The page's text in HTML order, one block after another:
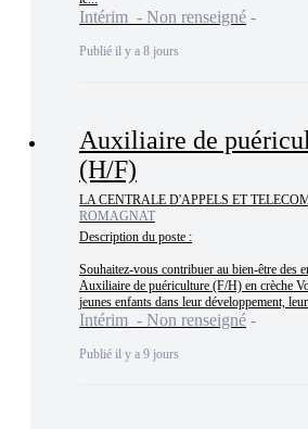
Intérim - Non renseigné
Publié il y a 8 jours
Auxiliaire de
(H/F)
LA CENTRALE D'APPELS ET
ROMAGNAT
Description du poste :
Souhaitez-vous contribuer au bien-être des
Auxiliaire de puériculture (F/H) en crèche
jeunes enfants dans leur développement,
Intérim - Non renseigné
Publié il y a 9 jours